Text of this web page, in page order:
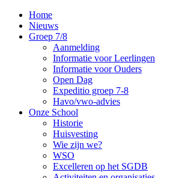
Home
Nieuws
Groep 7/8
Aanmelding
Informatie voor Leerlingen
Informatie voor Ouders
Open Dag
Expeditio groep 7-8
Havo/vwo-advies
Onze School
Historie
Huisvesting
Wie zijn we?
WSO
Excelleren op het SGDB